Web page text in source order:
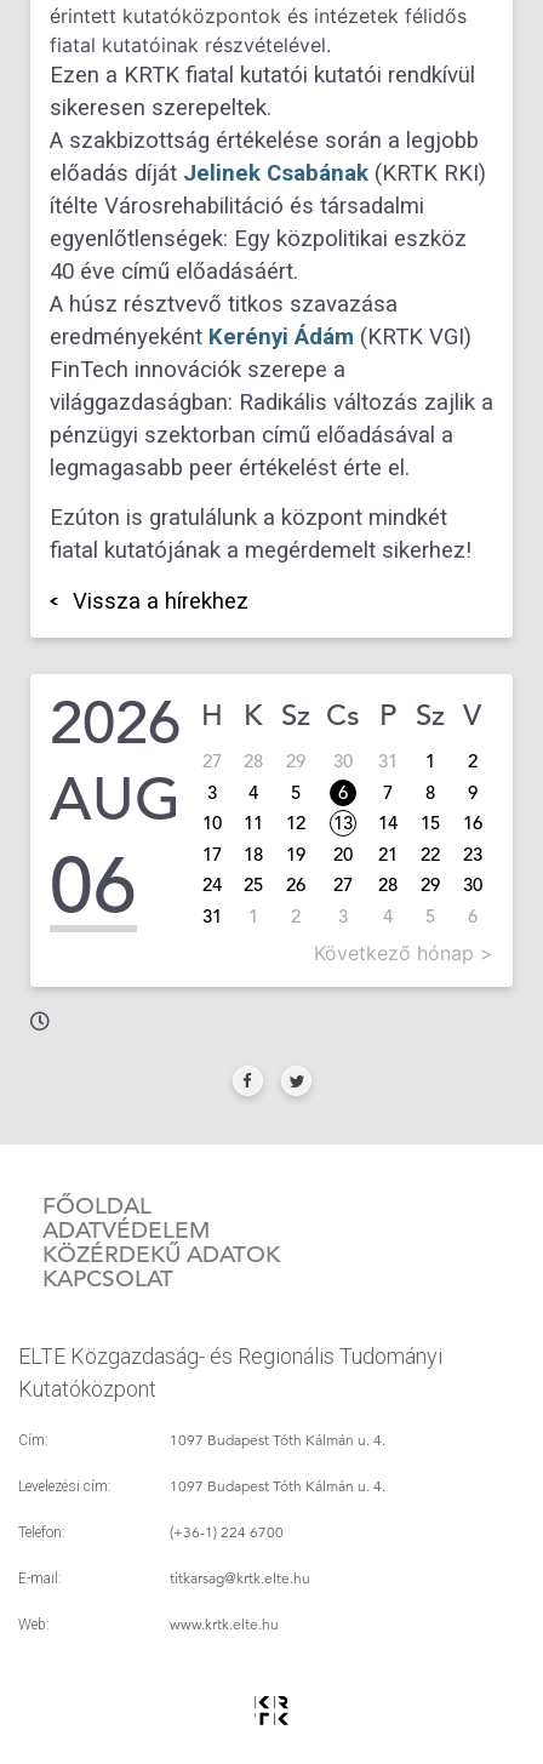
érintett kutatóközpontok és intézetek félidős
fiatal kutatóinak részvételével.
Ezen a KRTK fiatal kutatói kutatói rendkívül
sikeresen szerepeltek.
A szakbizottság értékelése során a legjobb
előadás díját Jelinek Csabának (KRTK RKI)
ítélte Városrehabilitáció és társadalmi
egyenlőtlenségek: Egy közpolitikai eszköz
40 éve című előadásáért.
A húsz résztvevő titkos szavazása
eredményeként Kerényi Ádám (KRTK VGI)
FinTech innovációk szerepe a
világgazdaságban: Radikális változás zajlik a
pénzügyi szektorban című előadásával a
legmagasabb peer értékelést érte el.
Ezúton is gratulálunk a központ mindkét
fiatal kutatójának a megérdemelt sikerhez!
Vissza a hírekhez
2026
AUG
06
H K Sz Cs P Sz V
27 28 29 30 31 1
2
3
4 5 6 7 8
9
10
11 12 13 14 15
16
17
18 19 20 21 22
23
24
25 26 27 28 29
30
31
1 2 3 4 5 6
Következő hónap >
FŐOLDAL
ADATVÉDELEM
KÖZÉRDEKŰ ADATOK
KAPCSOLAT
ELTE Közgazdaság- és Regionális Tudományi
Kutatóközpont
Cím: 1097 Budapest Tóth Kálmán u. 4.
Levelezési cím: 1097 Budapest Tóth Kálmán u. 4.
Telefon: (+36-1) 224 6700
E-mail: titkarsag@krtk.elte.hu
Web: www.krtk.elte.hu